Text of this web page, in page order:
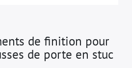
de finition pour
de porte en stuc